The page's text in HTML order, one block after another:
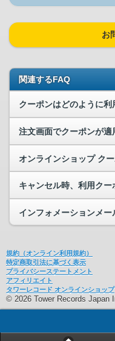
お
関連するFAQ
クーポンはどのように利
注文画面でクーポンが適
オンラインショップ ク
キャンセル時、利用クー
規約（オンライン利用規約）
特定商取引法に基づく表示
プライバシーステートメント
アフィリエイト
タワーレコード オンラインショップ
© 2026 Tower Records Japan